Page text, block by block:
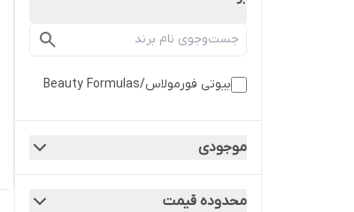
بیوتی فورمولاس/Beauty Formulas
موجودی
محدوده قیمت